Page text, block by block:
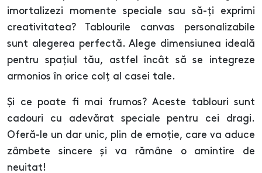
imortalizezi momente speciale sau să-ți exprimi
creativitatea? Tablourile canvas personalizabile
sunt alegerea perfectă. Alege dimensiunea ideală
pentru spațiul tău, astfel încât să se integreze
armonios în orice colț al casei tale.
Și ce poate fi mai frumos? Aceste tablouri sunt
cadouri cu adevărat speciale pentru cei dragi.
Oferă-le un dar unic, plin de emoție, care va aduce
zâmbete sincere și va rămâne o amintire de
neuitat!